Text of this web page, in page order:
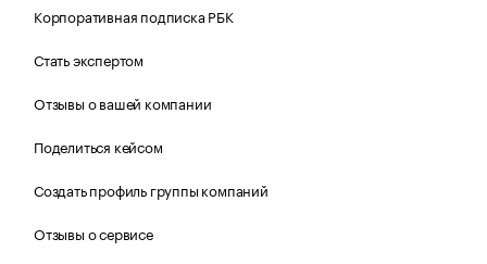
Корпоративная подписка РБК
Стать экспертом
Отзывы о вашей компании
Поделиться кейсом
Создать профиль группы компаний
Отзывы о сервисе